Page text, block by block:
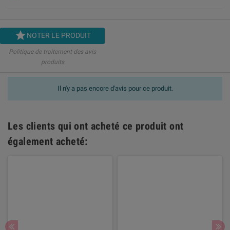
NOTER LE PRODUIT
Politique de traitement des avis
produits
Il n'y a pas encore d'avis pour ce produit.
Les clients qui ont acheté ce produit ont
également acheté: